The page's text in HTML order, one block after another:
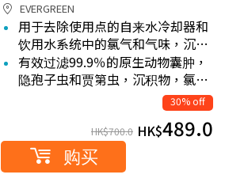
EVERGREEN
用于去除使用点的自来水冷却器和
饮用水系统中的氯气和气味，沉…
有效过滤99.9％的原生动物囊肿，
隐孢子虫和贾第虫，沉积物，氯…
30% off
HK$700.0 HK$489.0
购买